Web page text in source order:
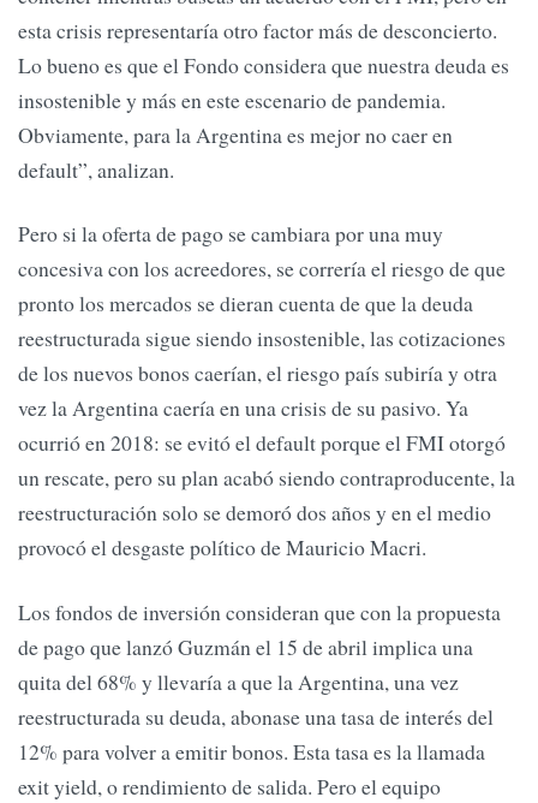
esta crisis representaría otro factor más de desconcierto.
Lo bueno es que el Fondo considera que nuestra deuda es
insostenible y más en este escenario de pandemia.
Obviamente, para la Argentina es mejor no caer en
default”, analizan.
Pero si la oferta de pago se cambiara por una muy
concesiva con los acreedores, se correría el riesgo de que
pronto los mercados se dieran cuenta de que la deuda
reestructurada sigue siendo insostenible, las cotizaciones
de los nuevos bonos caerían, el riesgo país subiría y otra
vez la Argentina caería en una crisis de su pasivo. Ya
ocurrió en 2018: se evitó el default porque el FMI otorgó
un rescate, pero su plan acabó siendo contraproducente, la
reestructuración solo se demoró dos años y en el medio
provocó el desgaste político de Mauricio Macri.
Los fondos de inversión consideran que con la propuesta
de pago que lanzó Guzmán el 15 de abril implica una
quita del 68% y llevaría a que la Argentina, una vez
reestructurada su deuda, abonase una tasa de interés del
12% para volver a emitir bonos. Esta tasa es la llamada
exit yield, o rendimiento de salida. Pero el equipo